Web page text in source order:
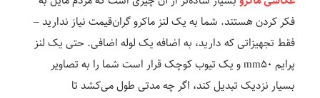
فکر کردن هستند. شما به یک لنز ماکرو گران‌قیمت نیاز ندارید –
فقط تجهیزاتی که دارید، به اضافه یک لوله اضافی. حتی یک لنز
پرایم mm50 و یک تیوب کوچک قرار است شما را به تصاویر
بسیار نزدیک تبدیل کند، اگر چه مدتی طول می‌کشد تا